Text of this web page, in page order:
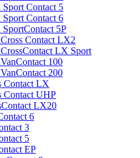
Contact 5
Contact 6
5P
Contact LX2
LX Sport
100
200
Contact LX
Contact UHP
LX20
6
3
5
EP